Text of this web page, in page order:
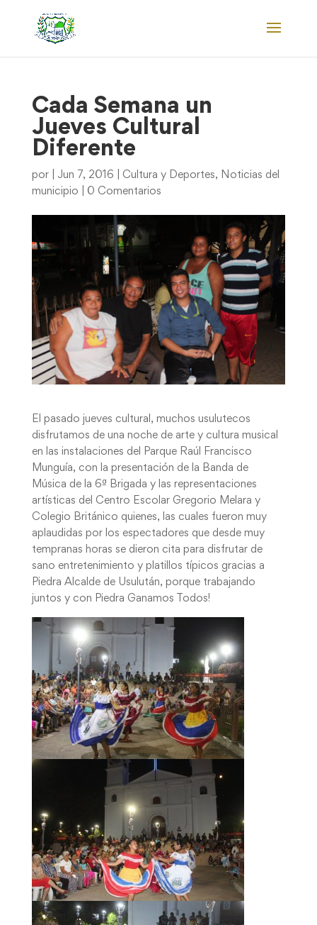
Cada Semana un
Jueves Cultural
Diferente
por Jun 7, 2016 Cultura y Deportes,
Noticias del
municipio
0 Comentarios
El pasado jueves cultural, muchos usulutecos
disfrutamos de una noche de arte y cultura musical
en las instalaciones del Parque Raúl Francisco
Munguía, con la presentación de la Banda de
Música de la 6ª Brigada y las representaciones
artísticas del Centro Escolar Gregorio Melara y
Colegio Británico quienes, las cuales fueron muy
aplaudidas por los espectadores que desde muy
tempranas horas se dieron cita para disfrutar de
sano entretenimiento y platillos típicos gracias a
Piedra Alcalde de Usulután, porque trabajando
juntos y con Piedra Ganamos Todos!